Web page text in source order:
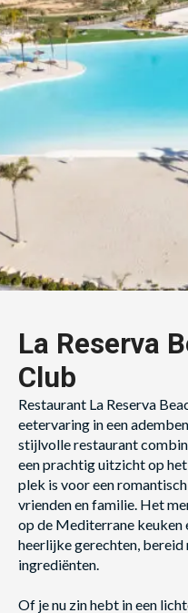
La Reserva
Club
Restaurant La Reserva
eetervaring in een
stijlvolle restaurant
een prachtig uitzicht op
plek is voor een
vrienden en familie. Het
op de Mediterrane keuken
heerlijke gerechten,
ingrediënten.
Of je nu zin hebt in een